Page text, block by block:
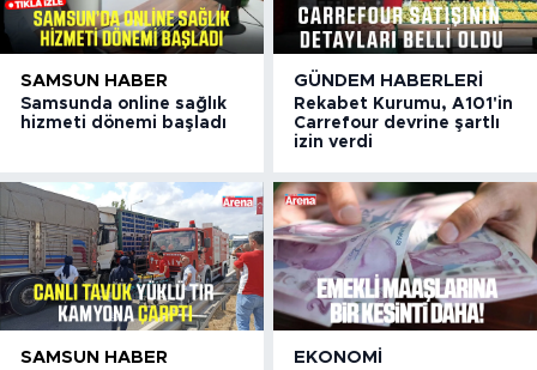
SAMSUN HABER
Samsunda online sağlık
hizmeti dönemi başladı
GÜNDEM HABERLERI
Rekabet Kurumu, A101'in
Carrefour devrine şartlı
izin verdi
SAMSUN HABER EKONOMI